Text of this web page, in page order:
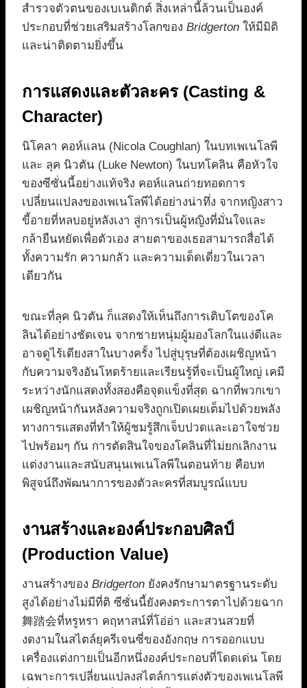
สำรวจตัวตนของเบเนดิกต์ สิ่งเหล่านี้ล้วนเป็นองค์
ประกอบที่ช่วยเสริมสร้างโลกของ Bridgerton ให้มีมิติ
และน่าติดตามยิ่งขึ้น
การแสดงและตัวละคร (Casting &
Character)
นิโคลา คอห์แลน (Nicola Coughlan) ในบทเพเนโลพี
และ ลุค นิวตัน (Luke Newton) ในบทโคลิน คือหัวใจ
ของซีซั่นนี้อย่างแท้จริง คอห์แลนถ่ายทอดการ
เปลี่ยนแปลงของเพเนโลพีได้อย่างน่าทึ่ง จากหญิงสาว
ขี้อายที่หลบอยู่หลังเงา สู่การเป็นผู้หญิงที่มั่นใจและ
กล้ายืนหยัดเพื่อตัวเอง สายตาของเธอสามารถสื่อได้
ทั้งความรัก ความกลัว และความเด็ดเดี่ยวในเวลา
เดียวกัน
ขณะที่ลุค นิวตัน ก็แสดงให้เห็นถึงการเติบโตของโค
ลินได้อย่างชัดเจน จากชายหนุ่มผู้มองโลกในแง่ดีและ
อาจดูไร้เดียงสาในบางครั้ง ไปสู่บุรุษที่ต้องเผชิญหน้า
กับความจริงอันโหดร้ายและเรียนรู้ที่จะเป็นผู้ใหญ่ เคมี
ระหว่างนักแสดงทั้งสองคือจุดแข็งที่สุด ฉากที่พวกเขา
เผชิญหน้ากันหลังความจริงถูกเปิดเผยเต็มไปด้วยพลัง
ทางการแสดงที่ทำให้ผู้ชมรู้สึกเจ็บปวดและเอาใจช่วย
ไปพร้อมๆ กัน การตัดสินใจของโคลินที่ไม่ยกเลิกงาน
แต่งงานและสนับสนุนเพเนโลพีในตอนท้าย คือบท
พิสูจน์ถึงพัฒนาการของตัวละครที่สมบูรณ์แบบ
งานสร้างและองค์ประกอบศิลป์
(Production Value)
งานสร้างของ Bridgerton ยังคงรักษามาตรฐานระดับ
สูงได้อย่างไม่มีที่ติ ซีซั่นนี้ยังคงตระการตาไปด้วยฉาก
舞踏会ที่หรูหรา คฤหาสน์ที่โอ่อ่า และสวนสวยที่
งดงามในสไตล์ยุครีเจนซี่ของอังกฤษ การออกแบบ
เครื่องแต่งกายเป็นอีกหนึ่งองค์ประกอบที่โดดเด่น โดย
เฉพาะการเปลี่ยนแปลงสไตล์การแต่งตัวของเพเนโลพี